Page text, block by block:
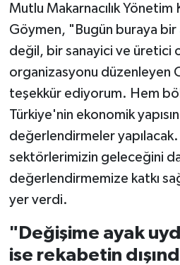
Mutlu Makarnacılık Yönetim
Göymen, "Bugün buraya bir
değil, bir sanayici ve üretici
organizasyonu düzenleyen
teşekkür ediyorum. Hem
Türkiye'nin ekonomik
değerlendirmeler
sektörlerimizin geleceğini
değerlendirmemize katkı
yer verdi.
"Değişime ayak
ise rekabetin